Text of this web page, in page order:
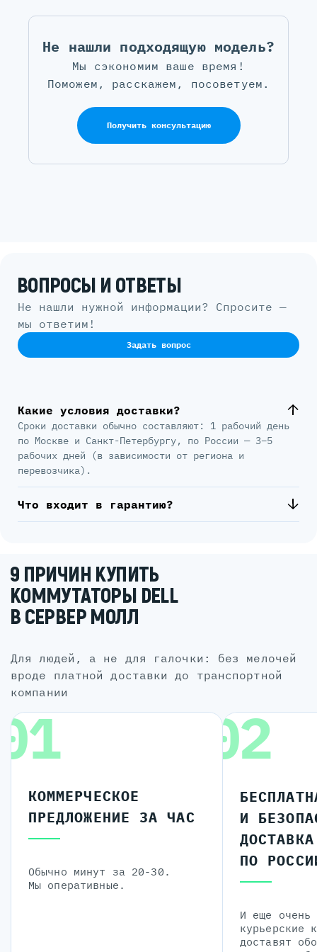
Не нашли подходящую модель?
Мы сэкономим ваше время!
Поможем, расскажем, посоветуем.
Получить консультацию
ВОПРОСЫ И ОТВЕТЫ
Не нашли нужной информации? Спросите —
мы ответим!
Задать вопрос
Какие условия доставки?
Сроки доставки обычно составляют: 1 рабочий день
по Москве и Санкт-Петербургу, по России — 3–5
рабочих дней (в зависимости от региона и
перевозчика).
Что входит в гарантию?
9 ПРИЧИН КУПИТЬ
КОММУТАТОРЫ DELL
В СЕРВЕР МОЛЛ
для людей, а не для галочки: без мелочей
вроде платной доставки до транспортной
компании
КОММЕРЧЕСКОЕ
ПРЕДЛОЖЕНИЕ ЗА ЧАС
Обычно минут за 20-30.
Мы оперативные.
02
И
ДОСТАВКА
ПО
И еще очень
курьерские
доставят